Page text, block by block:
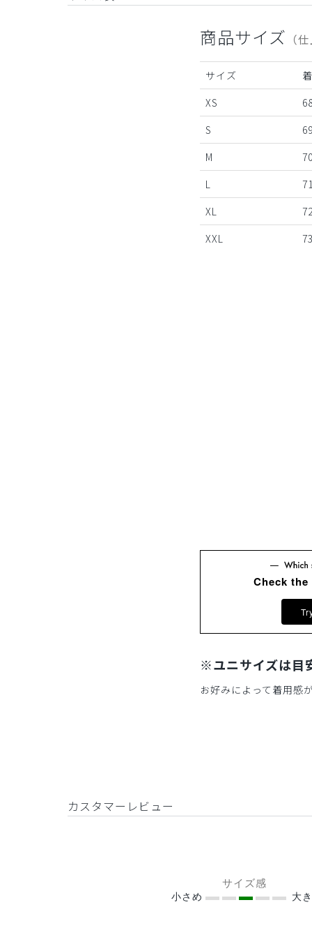
商品サイズ （
サイズ
XS
S
M
L
XL
XXL
Check
※ユニサイズは目
お好みによって着用感
カスタマーレビュー
サイズ感
小さめ 大